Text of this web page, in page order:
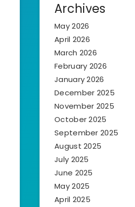
Archives
May 2026
April 2026
March 2026
February 2026
January 2026
December 2025
November 2025
October 2025
September 2025
August 2025
July 2025
June 2025
May 2025
April 2025